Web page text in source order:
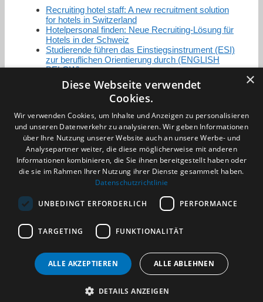
Recruiting hotel staff: A new recruitment solution
for hotels in Switzerland
Hotelpersonal finden: Neue Recruiting-Lösung für
Hotels in der Schweiz
Studierende führen das Einstiegsinstrument (ESI)
zur beruflichen Orientierung durch (ENGLISH
BELOW)
Zertifizierung / Mitgliedschaften
Datenschutzerklärung
Benachrichtigungsservice
Kontakt und Anfahrt
(c) 2026 TALENTBRÜCKE GmbH & Co. KG
×
Diese Webseite verwendet
Cookies.
Wir verwenden Cookies, um Inhalte und Anzeigen zu personalisieren
und unseren Datenverkehr zu analysieren. Wir geben Informationen
über Ihre Nutzung unserer Website auch an unsere Werbe- und
Analysepartner weiter, die diese möglicherweise mit anderen
Informationen kombinieren, die Sie ihnen bereitgestellt haben oder
die sie im Rahmen Ihrer Nutzung ihrer Dienste gesammelt haben.
Datenschutzrichtlinie
UNBEDINGT ERFORDERLICH PERFORMANCE
TARGETING FUNKTIONALITÄT
ALLE AKZEPTIEREN ALLE ABLEHNEN
DETAILS ANZEIGEN